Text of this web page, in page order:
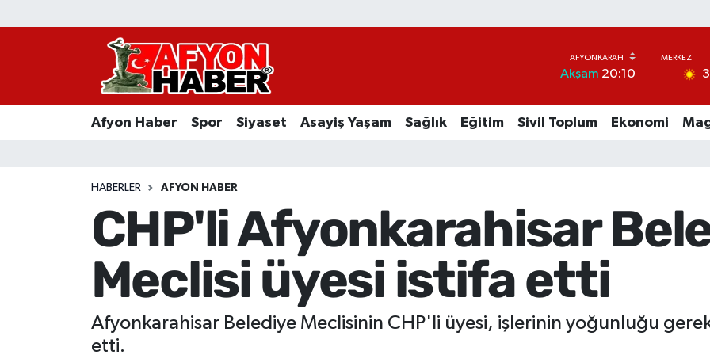
Akşam 20:10
Afyon Haber Spor Siyaset Asayiş Yaşam Sağlık Eğitim Sivil Toplum Ekonomi
HABERLER AFYON HABER
CHP'li Afyonkarahisar
Meclisi üyesi istifa etti
Afyonkarahisar Belediye Meclisinin CHP'li üyesi, işlerinin yoğunluğu
etti.
Afyon Haber
Asayiş Yaşam
Ekonomi